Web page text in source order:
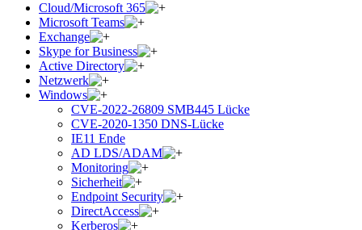
Cloud/Microsoft 365
Microsoft Teams
Exchange
Skype for Business
Active Directory
Netzwerk
Windows
CVE-2022-26809 SMB445 Lücke
CVE-2020-1350 DNS-Lücke
IE11 Ende
AD LDS/ADAM
Monitoring
Sicherheit
Endpoint Security
DirectAccess
Kerberos